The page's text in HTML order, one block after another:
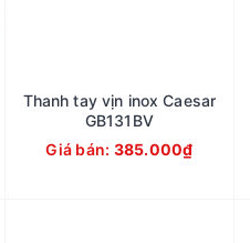
Thanh tay vịn inox Caesar
GB131BV
Giá bán: 385.000₫